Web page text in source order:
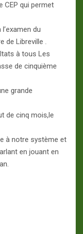
CEP qui permet
du
de Libreville .
à tous Les
de cinquième
grande
de cinq mois,le
à notre système et
en jouant en